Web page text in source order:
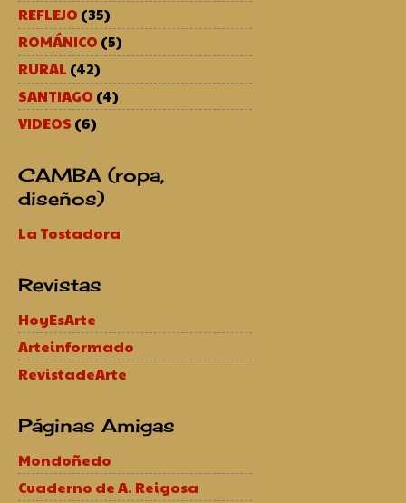
REFLEJO (35)
ROMÁNICO (5)
RURAL (42)
SANTIAGO (4)
VIDEOS (6)
CAMBA (ropa,
diseños)
La Tostadora
Revistas
HoyEsArte
Arteinformado
RevistadeArte
Páginas Amigas
Mondoñedo
Cuaderno de A. Reigosa